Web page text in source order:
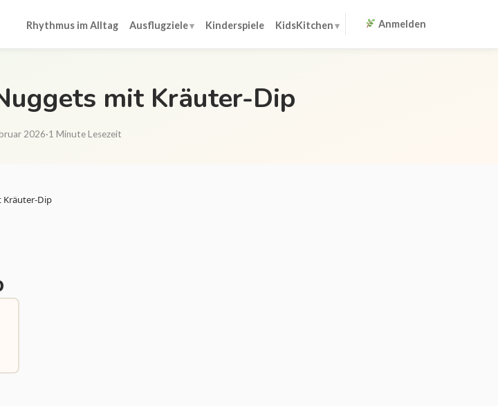
Rhythmus im Alltag Ausflugziele Kinderspiele KidsKitchen Anmelden
mit Kräuter-Dip
2026·1 Minute Lesezeit
Kräuter-Dip